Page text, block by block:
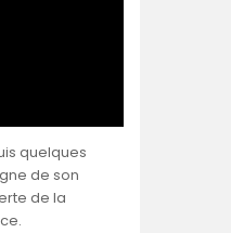
quelques
de son
de la